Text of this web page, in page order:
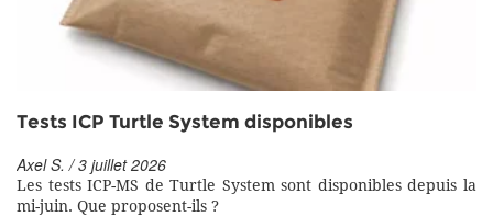
Tests ICP Turtle System disponibles
Axel S. / 3 juillet 2026
Les tests ICP-MS de Turtle System sont disponibles depuis la
mi-juin. Que proposent-ils ?